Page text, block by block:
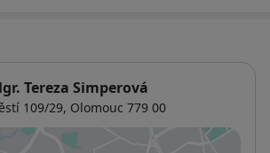
Tereza Simperová
109/29, Olomouc 779 00